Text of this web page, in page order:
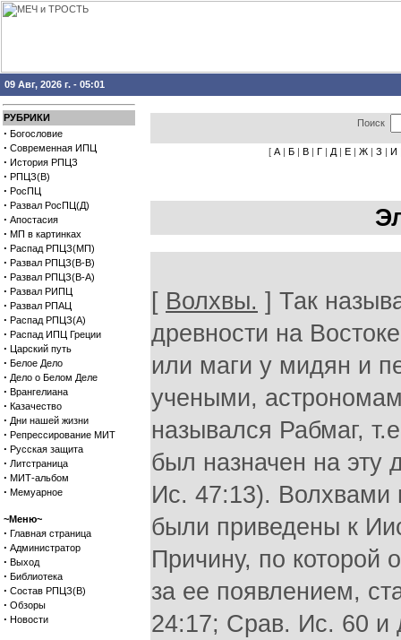
09 Авг, 2026 г. - 05:01
РУБРИКИ
· Богословие
· Современная ИПЦ
· История РПЦЗ
· РПЦЗ(В)
· РосПЦ
· Развал РосПЦ(Д)
· Апостасия
· МП в картинках
· Распад РПЦЗ(МП)
· Развал РПЦЗ(В-В)
· Развал РПЦЗ(В-А)
· Развал РИПЦ
· Развал РПАЦ
· Распад РПЦЗ(А)
· Распад ИПЦ Греции
· Царский путь
· Белое Дело
· Дело о Белом Деле
· Врангелиана
· Казачество
· Дни нашей жизни
· Репрессирование МИТ
· Русская защита
· Литстраница
· МИТ-альбом
· Мемуарное
~Меню~
· Главная страница
· Администратор
· Выход
· Библиотека
· Состав РПЦЗ(В)
· Обзоры
· Новости
Поиск
[ А | Б | В | Г | Д | Е | Ж | З | И
[ Волхвы. ] Так
древности на
или маги у мидян и
учеными,
назывался Рабмаг,
был назначен на эту
Ис. 47:13). Волхвами
были приведены к
Причину, по которой
за ее появлением,
24:17; Срав. Ис. 60 и